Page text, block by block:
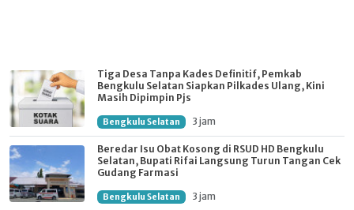
Tiga Desa Tanpa Kades Definitif, Pemkab
Bengkulu Selatan Siapkan Pilkades Ulang, Kini
Masih Dipimpin Pjs
Bengkulu Selatan 3 jam
Beredar Isu Obat Kosong di RSUD HD Bengkulu
Selatan, Bupati Rifai Langsung Turun Tangan Cek
Gudang Farmasi
Bengkulu Selatan 3 jam